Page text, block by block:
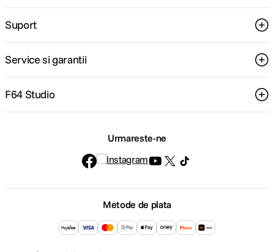
Suport
Service si garantii
F64 Studio
Urmareste-ne
Metode de plata